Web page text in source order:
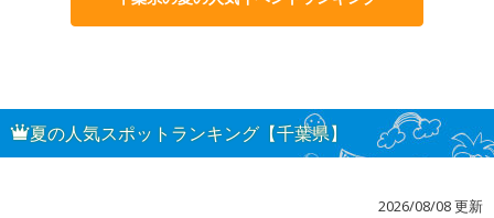
夏の人気スポットランキング【千葉県】
2026/08/08 更新